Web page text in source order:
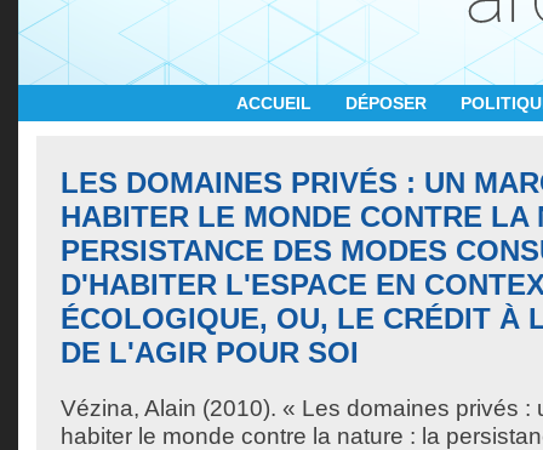
ACCUEIL DÉPOSER
LES DOMAINES PRIVÉS : UN
HABITER LE MONDE CONTRE LA
PERSISTANCE DES MODES
D'HABITER L'ESPACE EN
ÉCOLOGIQUE, OU, LE CRÉDIT À
DE L'AGIR POUR SOI
Vézina, Alain (2010). « Les domaines privés :
habiter le monde contre la nature : la